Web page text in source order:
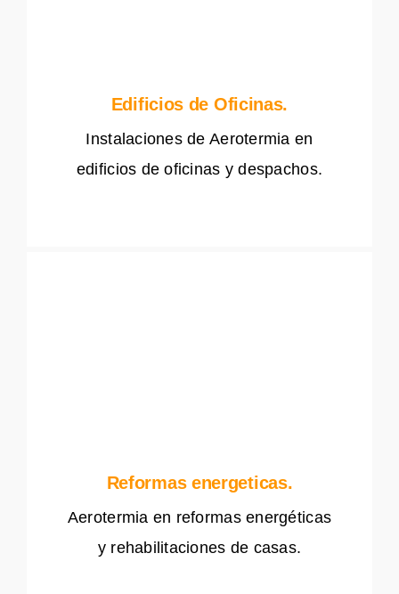
Edificios de Oficinas.
Instalaciones de Aerotermia en
edificios de oficinas y despachos.
Reformas energeticas.
Aerotermia en reformas energéticas
y rehabilitaciones de casas.